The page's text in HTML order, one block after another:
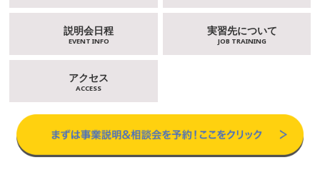
説明会日程
EVENT INFO
実習先について
JOB TRAINING
アクセス
ACCESS